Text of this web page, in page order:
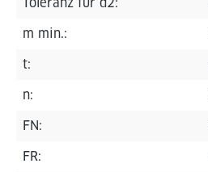
Toleranz für d2:
m min.:
t:
n:
FN:
FR: